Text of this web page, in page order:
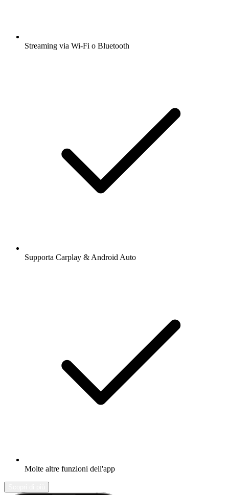
Streaming via Wi-Fi o Bluetooth
Supporta Carplay & Android Auto
Molte altre funzioni dell'app